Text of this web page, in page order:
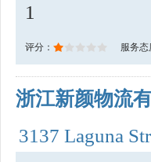
1
评分： 服务态
浙江新颜物流
3137 Laguna